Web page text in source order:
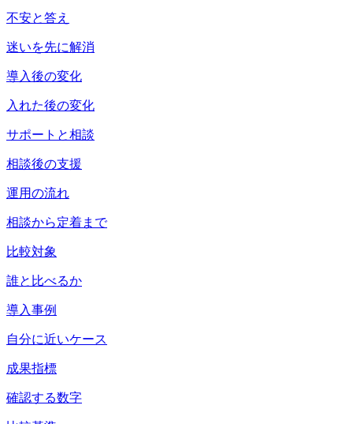
不安と答え
迷いを先に解消
導入後の変化
入れた後の変化
サポートと相談
相談後の支援
運用の流れ
相談から定着まで
比較対象
誰と比べるか
導入事例
自分に近いケース
成果指標
確認する数字